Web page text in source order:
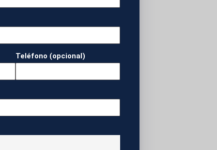
Teléfono (opcional)
financiera de